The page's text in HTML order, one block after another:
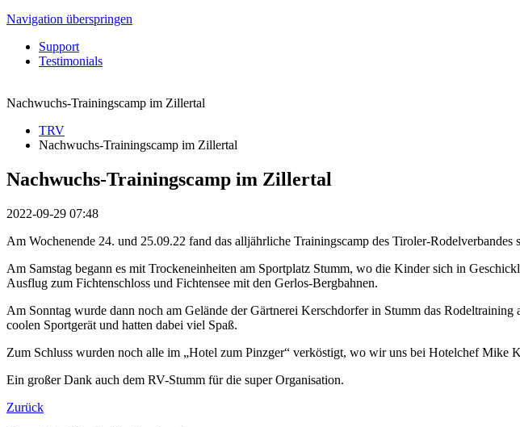
Navigation überspringen
Support
Testimonials
Nachwuchs-Trainingscamp im Zillertal
TRV
Nachwuchs-Trainingscamp im Zillertal
Nachwuchs-Trainingscamp im Zillertal
2022-09-29 07:48
Am Wochenende 24. und 25.09.22 fand das alljährliche Trainingscamp des Tiroler-
Am Samstag begann es mit Trockeneinheiten am Sportplatz Stumm, wo die Kinder sich in
Ausflug zum Fichtenschloss und Fichtensee mit den Gerlos-Bergbahnen.
Am Sonntag wurde dann noch am Gelände der Gärtnerei Kerschdorfer in Stumm das
coolen Sportgerät und hatten dabei viel Spaß.
Zum Schluss wurden noch alle im „Hotel zum Pinzger“ verköstigt, wo wir uns bei Hotelchef Mike
Ein großer Dank auch dem RV-Stumm für die super Organisation.
Zurück